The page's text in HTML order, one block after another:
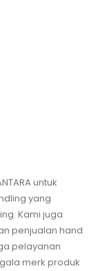
untuk
yang
Kami juga
penjualan hand
pelayanan
merk produk